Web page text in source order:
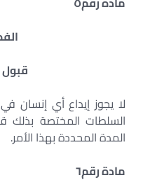
لا يجوز إيداع أي إنسان
السلطات المختصة بذلك
المدة المحددة بهذا الأمر.
مادة رقم٦